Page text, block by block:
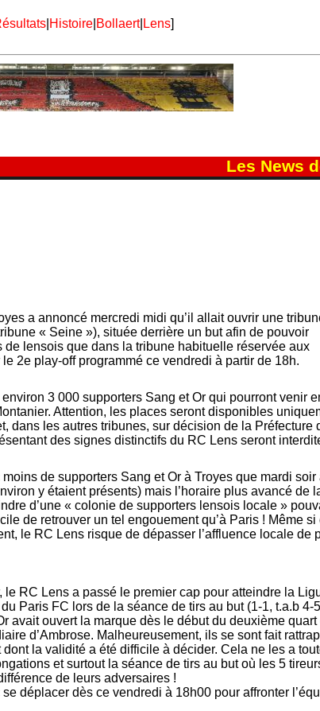
| Histoire| Bollaert| Lens]
Les News
a annoncé mercredi midi qu’il allait ouvrir une
« Seine »), située derrière un but afin de pouvoir
de lensois que dans la tribune habituelle réservée aux
2e play-off programmé ce vendredi à partir de 18h.
3 000 supporters Sang et Or qui pourront venir
Attention, les places seront disponibles
dans les autres tribunes, sur décision de la Préfecture
des signes distinctifs du RC Lens seront
moins de supporters Sang et Or à Troyes que mardi
y étaient présents) mais l’horaire plus avancé de
d’une « colonie de supporters lensois locale »
de retrouver un tel engouement qu’à Paris ! Même
le RC Lens risque de dépasser l’affluence locale de
le RC Lens a passé le premier cap pour atteindre la
Paris FC lors de la séance de tirs au but (1-1, t.a.b 4-
avait ouvert la marque dès le début du deuxième quart
d’Ambrose. Malheureusement, ils se sont fait
dont la validité a été difficile à décider. Cela ne les a
et surtout la séance de tirs au but où les 5
de leurs adversaires !
se déplacer dès ce vendredi à 18h00 pour affronter